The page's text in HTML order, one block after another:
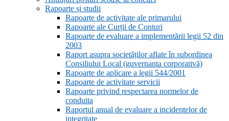
Rapoarte și studii
Rapoarte de activitate ale primarului
Rapoarte ale Curții de Conturi
Rapoarte de evaluare a implementării legii 52 din
2003
Raport asupra societăților aflate în subordinea
Consiliului Local (guvernanta corporativă)
Rapoarte de aplicare a legii 544/2001
Rapoarte de activitate servicii
Rapoarte privind respectarea normelor de
conduita
Raportul anual de evaluare a incidentelor de
integritate